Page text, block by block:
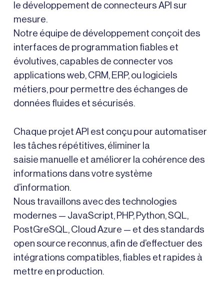
le développement de connecteurs API sur
mesure.
Notre équipe de développement conçoit des
interfaces de programmation fiables et
évolutives, capables de connecter vos
applications web, CRM, ERP, ou logiciels
métiers, pour permettre des échanges de
données fluides et sécurisés.
Chaque projet API est conçu pour automatiser
les tâches répétitives, éliminer la
saisie manuelle et améliorer la cohérence des
informations dans votre système
d’information.
Nous travaillons avec des technologies
modernes — JavaScript, PHP, Python, SQL,
PostGreSQL, Cloud Azure — et des standards
open source reconnus, afin de d’effectuer des
intégrations compatibles, fiables et rapides à
mettre en production.